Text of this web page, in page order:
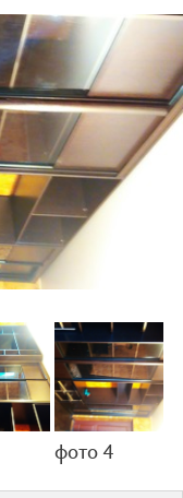
фото 4